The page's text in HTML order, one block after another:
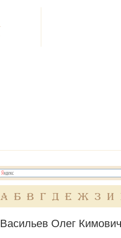
А Б В Г Д Е Ж З И
Васильев Олег Кимович